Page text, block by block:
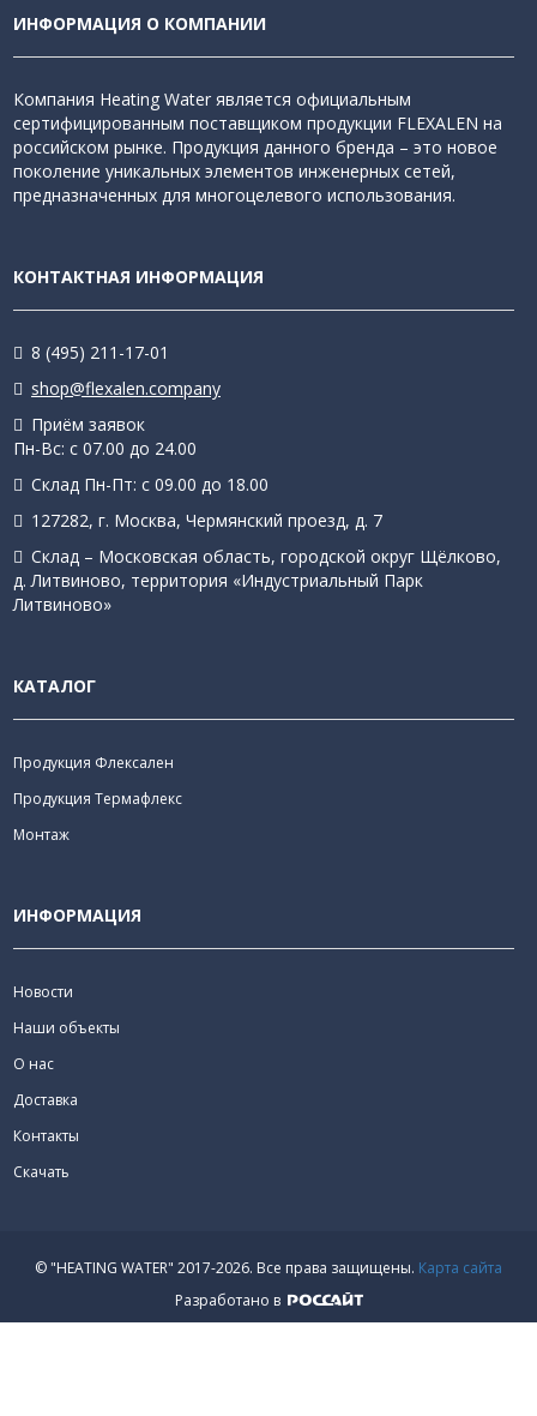
ИНФОРМАЦИЯ О КОМПАНИИ
Компания Heating Water является официальным
сертифицированным поставщиком продукции FLEXALEN на
российском рынке. Продукция данного бренда – это новое
поколение уникальных элементов инженерных сетей,
предназначенных для многоцелевого использования.
КОНТАКТНАЯ ИНФОРМАЦИЯ
8 (495) 211-17-01
shop@flexalen.company
Приём заявок
Пн-Вс: с 07.00 до 24.00
Склад Пн-Пт: с 09.00 до 18.00
127282, г. Москва, Чермянский проезд, д. 7
Склад – Московская область, городской округ Щёлково,
д. Литвиново, территория «Индустриальный Парк
Литвиново»
КАТАЛОГ
Продукция Флексален
Продукция Термафлекс
Монтаж
ИНФОРМАЦИЯ
Новости
Наши объекты
О нас
Доставка
Контакты
Скачать
© "HEATING WATER" 2017-2026. Все права защищены. Карта сайта
Разработано в